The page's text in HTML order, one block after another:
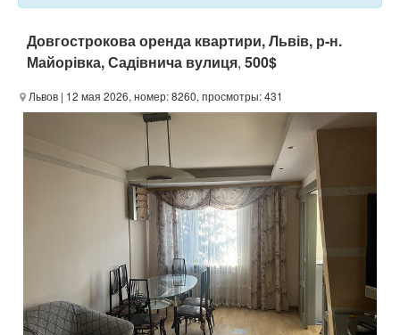
Довгострокова оренда квартири, Львів, р‑н.
Майорівка, Садівнича вулиця, 500$
Львов | 12 мая 2026, номер: 8260, просмотры: 431